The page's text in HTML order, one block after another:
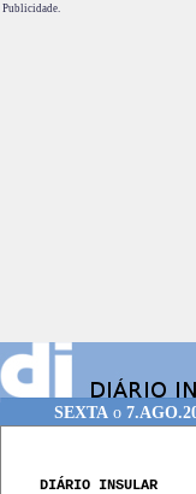
Publicidade.
SEXTA o
DIÁRIO INSULAR